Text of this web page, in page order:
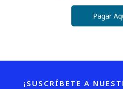
Pagar
¡SUSCRÍBETE A